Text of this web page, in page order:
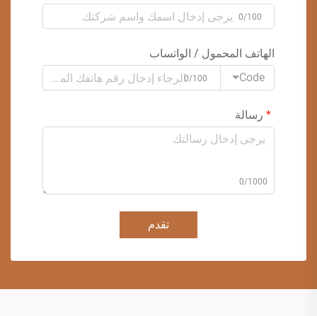
0/100
الهاتف المحمول / الواتساب
Code
0/100
رسالة
0/1000
تقدم